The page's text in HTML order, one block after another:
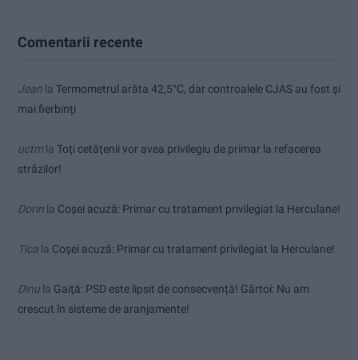
Comentarii recente
Jean la Termometrul arăta 42,5°C, dar controalele CJAS au fost și
mai fierbinți
uctmla Toți cetățenii vor avea privilegiu de primar la refacerea
străzilor!
Dorin la Coșei acuză: Primar cu tratament privilegiat la Herculane!
Tica la Coșei acuză: Primar cu tratament privilegiat la Herculane!
Dinu la Gaiţă: PSD este lipsit de consecvență! Gârtoi: Nu am
crescut în sisteme de aranjamente!